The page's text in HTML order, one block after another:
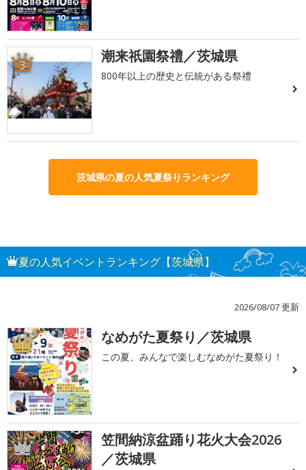
3 潮来祇園祭禮／茨城県
800年以上の歴史と伝統がある祭禮
茨城県の夏の人気夏祭りランキング
夏の人気イベントランキング【茨城県】
2026/08/07 更新
1 なめがた夏祭り／茨城県
この夏、みんなで楽しむなめがた夏祭り！
2
笠間納涼盆踊り花火大会2026
／茨城県